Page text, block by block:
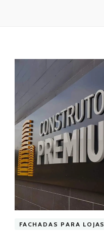
FACHADAS PARA LOJAS